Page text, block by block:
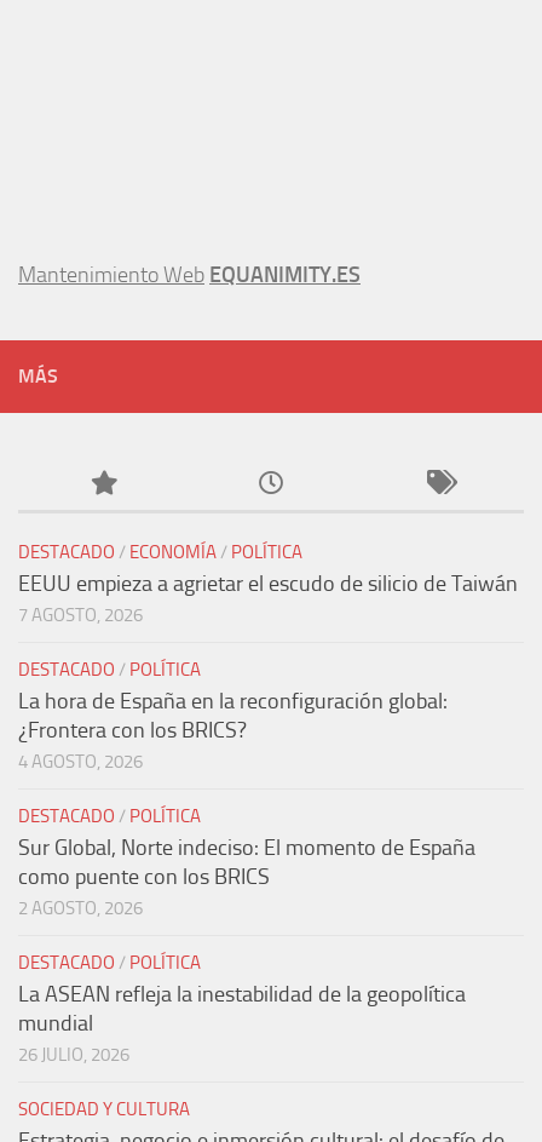
Mantenimiento Web EQUANIMITY.ES
MÁS
DESTACADO / ECONOMÍA/ POLÍTICA
EEUU empieza a agrietar el escudo de silicio de Taiwán
7 AGOSTO, 2026
DESTACADO / POLÍTICA
La hora de España en la reconfiguración global:
¿Frontera con los BRICS?
4 AGOSTO, 2026
DESTACADO / POLÍTICA
Sur Global, Norte indeciso: El momento de España
como puente con los BRICS
2 AGOSTO, 2026
DESTACADO / POLÍTICA
La ASEAN refleja la inestabilidad de la geopolítica
mundial
26 JULIO, 2026
SOCIEDAD Y CULTURA